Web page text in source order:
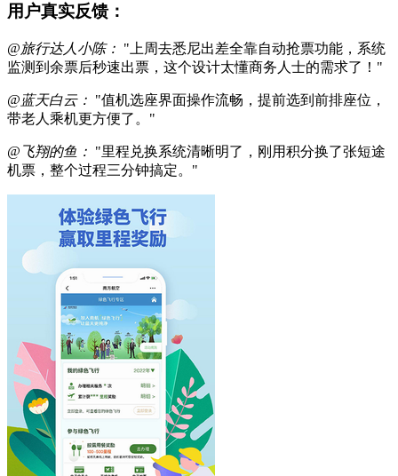
用户真实反馈：
@旅行达人小陈： "上周去悉尼出差全靠自动抢票功能，系统
监测到余票后秒速出票，这个设计太懂商务人士的需求了！"
@蓝天白云： "值机选座界面操作流畅，提前选到前排座位，
带老人乘机更方便了。"
@飞翔的鱼： "里程兑换系统清晰明了，刚用积分换了张短途
机票，整个过程三分钟搞定。"